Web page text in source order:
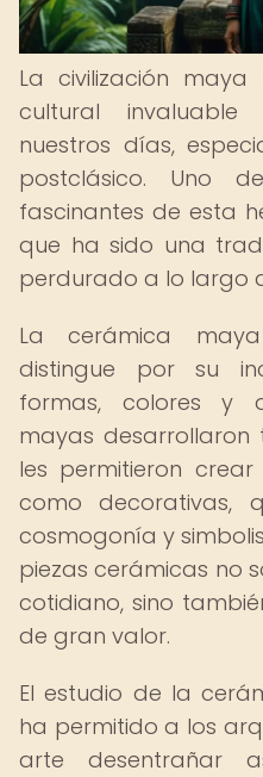
La civilización
cultural
nuestros días,
postclásico. Uno
fascinantes de esta
que ha sido una
perdurado a lo largo
La cerámica
distingue por su
formas, colores y
mayas desarrollaron
les permitieron
como decorativas,
cosmogonía y
piezas cerámicas no
cotidiano, sino
de gran valor.
El estudio de la
ha permitido a los
arte desentrañar